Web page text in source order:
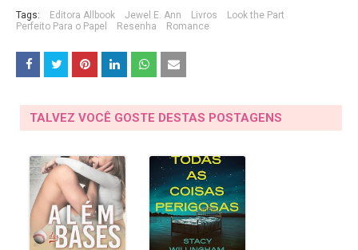
Tags: Editora Allbook Jewel E. Ann Livros
Look the Part
Perfeito Para o Papel
Resenha Romance
TALVEZ VOCÊ GOSTE DESTAS POSTAGENS